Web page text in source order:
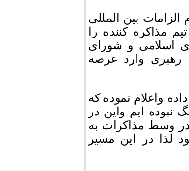
بین المللی
مذاکره کننده را
اسلامی و شورای
رهبری وارد عرصه
واعلام نموده که
نبوده ایم واین در
وسط مذاکرات به
لذا در این مسیر